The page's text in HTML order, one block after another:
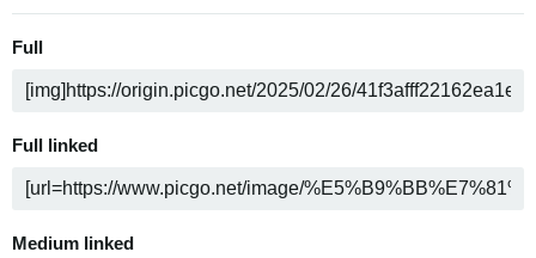
Full
Full linked
Medium linked